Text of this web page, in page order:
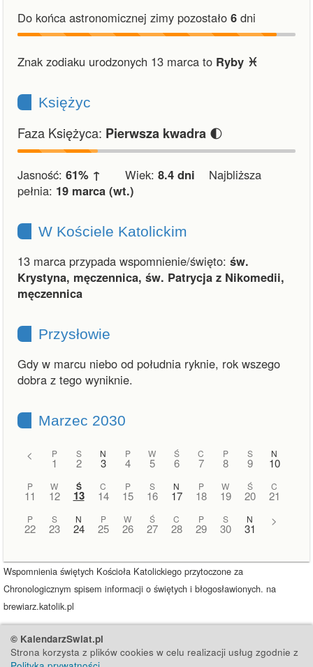
Do końca astronomicznej zimy pozostało 6 dni
Znak zodiaku urodzonych 13 marca to Ryby ♓︎
Księżyc
Faza Księżyca: Pierwsza kwadra 🌓
Jasność: 61% ↑ Wiek: 8.4 dni Najbliższa
pełnia: 19 marca (wt.)
W Kościele Katolickim
13 marca przypada wspomnienie/święto: św.
Krystyna, męczennica, św. Patrycja z Nikomedii,
męczennica
Przysłowie
Gdy w marcu niebo od południa ryknie, rok wszego
dobra z tego wyniknie.
Marzec 2030
< P
1
S
2
N
3
P
4
W
5
Ś
6
C
7
P
8
S
9
N
10
P
11
W
12
Ś
13
C
14
P
15
S
16
N
17
P
18
W
19
Ś
20
C
21
P
22
S
23
N
24
P
25
W
26
Ś
27
C
28
P
29
S
30
N
31
>
Wspomnienia świętych Kościoła Katolickiego przytoczone za
Chronologicznym spisem informacji o świętych i błogosławionych. na
brewiarz.katolik.pl
© KalendarzSwiat.pl
Strona korzysta z plików cookies w celu realizacji usług zgodnie z